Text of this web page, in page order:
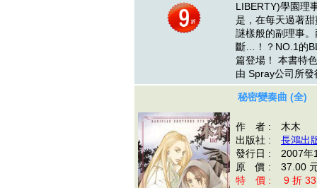
LIBERTY)學園理
是，在每天過著
謎樣般的副理事
斷…！？NO.1的
篇登場！ 本書
由 Spray公司所
秘密變奏曲 (全)
作 者 : 木木
出版社 : 長鴻出
發行日 : 2007年
原 價 : 37.00
特 價 : 9 折